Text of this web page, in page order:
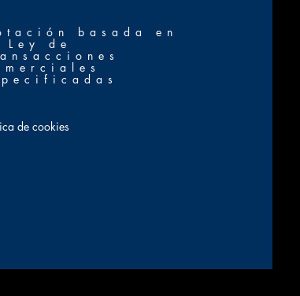
basada en
Ley de
de cookies